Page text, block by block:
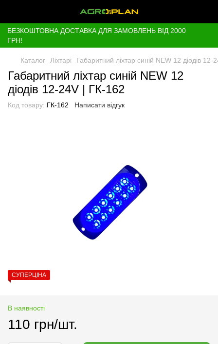
БЕЗКОШТОВНА ДОСТАВКА ДЛЯ ЗАМОВЛЕНЬ ВІД 2000
ГРН!
Каталог Ліхтарі Габаритний ліхтар синій NEW 12 діодів
Габаритний ліхтар синій NEW 12
діодів 12-24V | ГК-162
Код товару: ГК-162 Написати відгук
СУПЕРЦІНА
В наявності
110 грн/шт.